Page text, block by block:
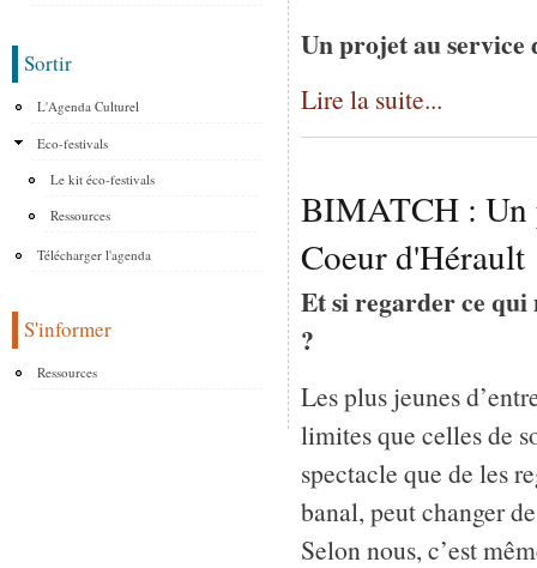
Sortir
L'Agenda Culturel
Eco-festivals
Le kit éco-festivals
Ressources
Télécharger l'agenda
S'informer
Ressources
Un projet au service
Lire la suite...
BIMATCH : Un
Coeur d'Hérault
Et si regarder ce qui
?
Les plus jeunes
limites que celles de
spectacle que de les
banal, peut changer
Selon nous, c’est